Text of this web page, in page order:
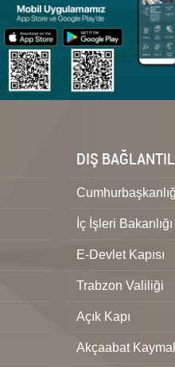
DIŞ
İç İşleri Bakanlığı
E-Devlet Kapısı
Trabzon Valiliği
Açık Kapı
Akçaabat